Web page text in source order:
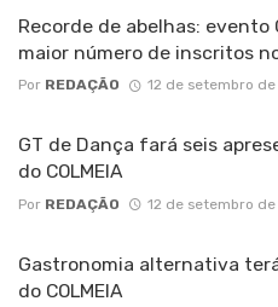
Recorde de abelhas: evento
maior número de inscritos
Por REDAÇÃO 12 de setembro de
GT de Dança fará seis
do COLMEIA
Por REDAÇÃO 12 de setembro de
Gastronomia alternativa
do COLMEIA